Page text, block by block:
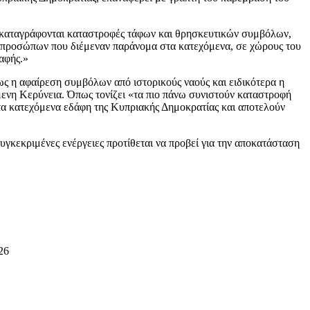
καταστροφές τάφων και θρησκευτικών συμβόλων,
που διέμεναν παράνομα στα κατεχόμενα, σε χώρους του
αφαίρεση συμβόλων από ιστορικούς ναούς και ειδικότερα η
Κερύνεια. Όπως τονίζει «τα πιο πάνω συνιστούν καταστροφή
κατεχόμενα εδάφη της Κυπριακής Δημοκρατίας και αποτελούν
ενέργειες προτίθεται να προβεί για την αποκατάσταση